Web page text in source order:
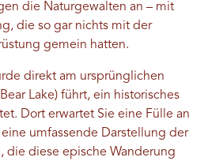
die Naturgewalten an – mit
die so gar nichts mit der
gemein hatten.
direkt am ursprünglichen
Lake) führt, ein historisches
Dort erwartet Sie eine Fülle an
umfassende Darstellung der
die diese epische Wanderung